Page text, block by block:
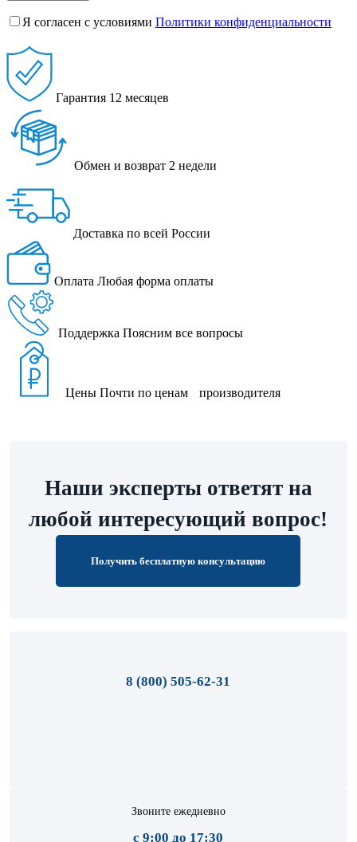
Я согласен с условиями Политики конфиденциальности
Гарантия 12 месяцев
Обмен и возврат 2 недели
Доставка по всей России
Оплата Любая форма оплаты
Поддержка Поясним все вопросы
Цены Почти по ценам производителя
Наши эксперты ответят на
любой интересующий вопрос!
Получить бесплатную консультацию
8 (800) 505-62-31
Звоните ежедневно
с 9:00 до 17:30